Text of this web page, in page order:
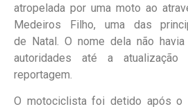
atropelada por uma moto ao
Medeiros Filho, uma das
de Natal. O nome dela não
autoridades até a atualização
reportagem.
O motociclista foi detido após o